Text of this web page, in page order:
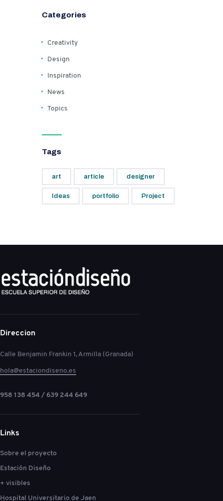
Categories
Creativity
Design
Inspiration
News
Topics
Tags
art article designer
Ideas portfolio Project
Direccion
Calle Benjamin Frankin 1, Armilla (Granada)
hola@estaciondiseno.es
958 138 454 / 639 244 649
Links
Sobre el proyecto
Estación Diseño
+ visibles
Hospital Universitario de Jaen